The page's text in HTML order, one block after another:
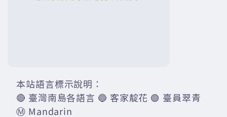
本站語言標示說明：
🔴 臺灣南島各語言 🔵 客家靛花 🟢 臺員翠青
Ⓜ️ Mandarin